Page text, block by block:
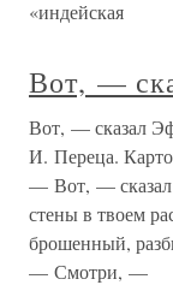
«индейская
Вот, —
Вот, — сказал
И. Переца.
— Вот, — сказал
стены в твоем
брошенный,
— Смотри, —